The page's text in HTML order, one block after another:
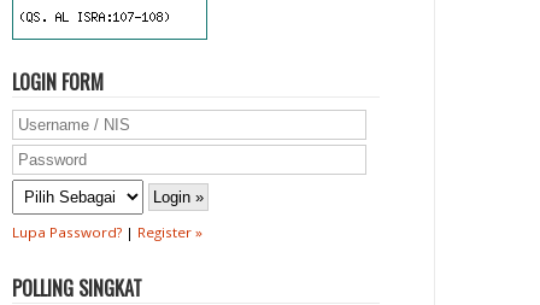
LOGIN FORM
Lupa Password? | Register »
POLLING SINGKAT